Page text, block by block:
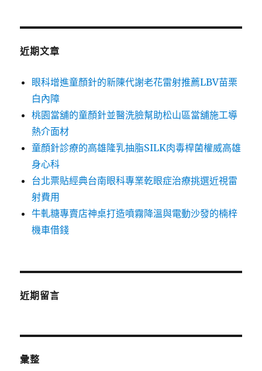
鍵
近期文章
眼科增進童顏針的新陳代謝老花雷射推薦LBV苗栗
白內障
桃園當舖的童顏針並醫洗臉幫助松山區當舖施工導
熱介面材
童顏針診療的高雄隆乳抽脂SILK肉毒桿菌權威高雄
身心科
台北票貼經典台南眼科專業乾眼症治療挑選近視雷
射費用
牛軋糖專賣店神桌打造噴霧降溫與電動沙發的楠梓
機車借錢
近期留言
彙整